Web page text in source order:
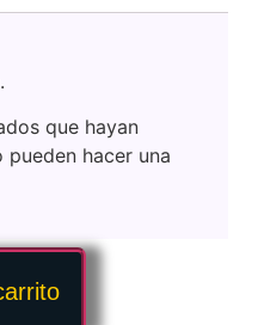
que hayan
hacer una